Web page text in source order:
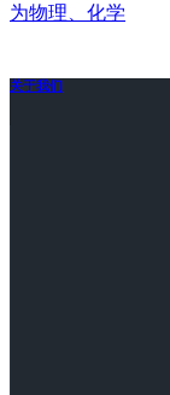
为物理、化学
关于我们